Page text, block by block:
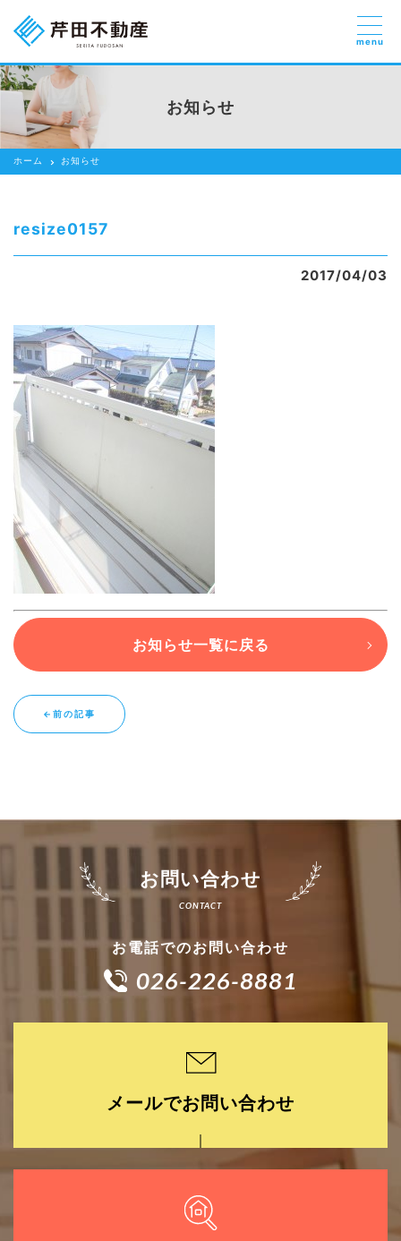
売りたい
貸したい方
借りたい
芹田不動産の強み
スタッフ紹介
会社紹介
退去連絡フォームはこちら
お部屋探し専用LINEはこちら
menu
お知らせ
ホーム お知らせ
resize0157
2017/04/03
お知らせ一覧に戻る
←前の記事
お問い合わせ
お電話でのお問い合わせ
026-226-8881
メールでお問い合わせ